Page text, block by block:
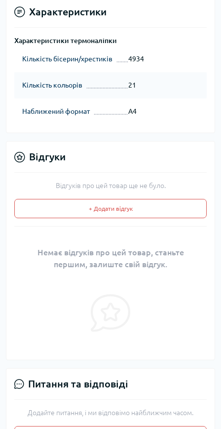
Характеристики
Характеристики термоналіпки
Кількість бісерин/хрестиків 4934
Кількість кольорів 21
Наближений формат А4
Відгуки
Відгуків про цей товар ще не було.
+ Додати відгук
Немає відгуків про цей товар, станьте
першим, залиште свій відгук.
Питання та відповіді
Додайте питання, і ми відповімо найближчим часом.